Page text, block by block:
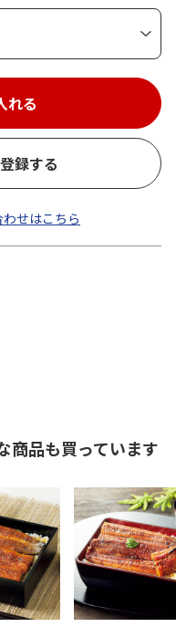
れる
録する
せはこちら
商品も買っています